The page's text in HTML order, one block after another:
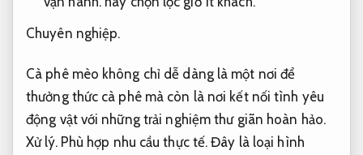
Chuyên nghiệp.
Cà phê mèo không chỉ dễ dàng là một nơi để
thưởng thức cà phê mà còn là nơi kết nối tình yêu
động vật với những trải nghiệm thư giãn hoàn hảo.
Xử lý. Phù hợp nhu cầu thực tế. Đây là loại hình